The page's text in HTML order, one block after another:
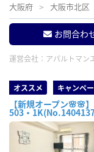
大阪府 大阪市北区
お問合わ
運営会社： アパルトマン
オススメ キャンペ
【新規オープン🌸🌸
503・